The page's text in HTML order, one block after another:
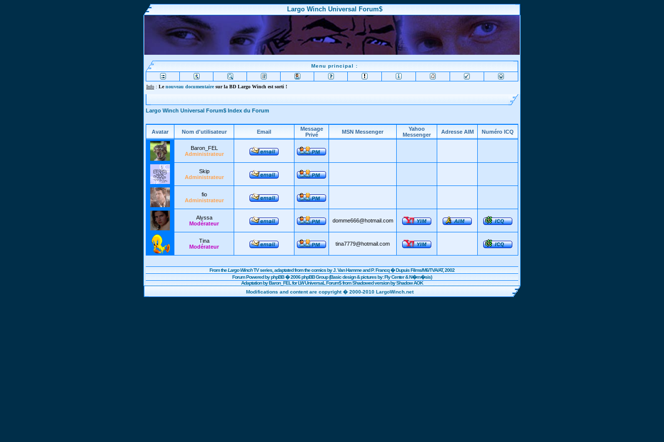
Largo Winch Universal Forum$
Menu principal :
Info : Lenouveau documentairesur la BD Largo Winch est sorti !
Largo Winch Universal Forum$ Index du Forum
Avatar Nom d'utilisateur Email
Message
Privé
MSN Messenger
Yahoo
Messenger
Adresse AIM Numéro ICQ
Baron_FEL
Administrateur
Skip
Administrateur
fio
Administrateur
Alyssa
Modérateur
domme666@hotmail.com
Tina
Modérateur
tina7779@hotmail.com
From theLargo WinchTV series, adaptated from the comics by J. Van Hamme and P. Francq �DupuisFilms/M6/TVA/AT, 2002
Forum Powered byphpBB� 2006 phpBB Group (Basic design & pictures by: Fly Center & N�m�sis)
Adaptation by Baron_FEL for LW UniversaL Forum$ from Shadowed version by Shadow AOK
Modifications and content are copyright � 2000-2010 LargoWinch.net